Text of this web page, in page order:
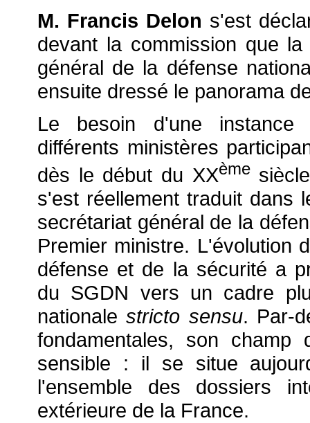
M. Francis Delon s'est
devant la commission que
général de la défense
ensuite dressé le panorama
Le besoin d'une instance
différents ministères
dès le début du XXème
s'est réellement traduit dans
secrétariat général de la
Premier ministre. L'évolution
défense et de la sécurité a
du SGDN vers un cadre
nationalestricto sensu. Par-
fondamentales, son champ
sensible : il se situe
l'ensemble des dossiers
extérieure de la France.